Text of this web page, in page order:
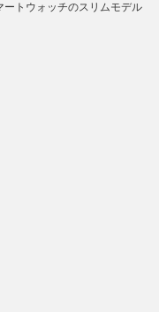
ートウォッチのスリムモデル